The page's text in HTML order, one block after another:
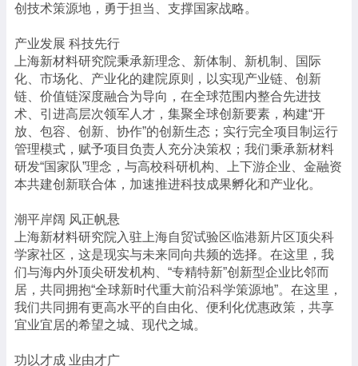
创技术策源地，勇于担当、支撑国家战略。
产业发展 科技先行
上海新材料研究院秉承新理念、新体制、新机制、国际
化、市场化、产业化的建院原则，以实现产业链、创新
链、价值链深度融合为导向，在全球范围内整合先进技
术、引进高层次领军人才，集聚全球创新要素，构建“开
放、包容、创新、协作”的创新生态；实行完全项目制运行
管理模式，赋予项目负责人充分决策权；我们秉承新材料
研发“国家队”理念，与高校科研机构、上下游企业、金融资
本共建创新联合体，加速推进科技成果孵化和产业化。
潮平岸阔 风正帆悬
上海新材料研究院入驻上海自贸试验区临港新片区顶尖科
学家社区，这是现实与未来同向共频的选择。在这里，我
们与海内外顶尖研发机构、“专精特新”创新型企业比邻而
居，共同拥抱“全球新时代重大前沿科学策源地”。在这里，
我们共同拥有更高水平的自由化、便利化优惠政策，共享
宜业宜居的希望之城、现代之城。
功以才成 业由才广